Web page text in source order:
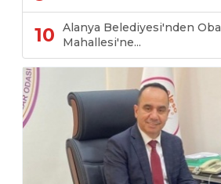
10
Alanya Belediyesi'nden Oba
Mahallesi'ne...